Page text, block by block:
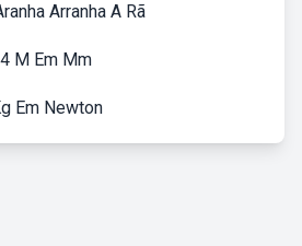
Arranha A Rã
M Em Mm
Em Newton